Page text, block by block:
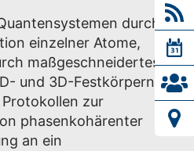
durch
einzelner Atome,
maßgeschneidertes
und 3D-Festkörpern.
zur
phasenkohärenter
an ein